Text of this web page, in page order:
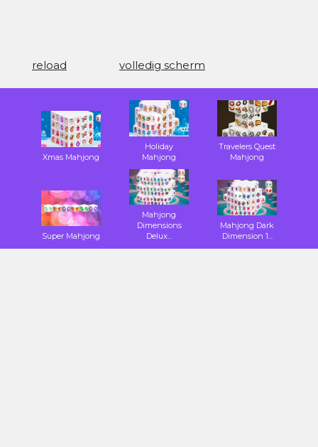
reload volledig scherm
Xmas Mahjong
Holiday
Mahjong
Travelers Quest
Mahjong
Super Mahjong
Mahjong
Dimensions
Delux...
Mahjong Dark
Dimension 1...